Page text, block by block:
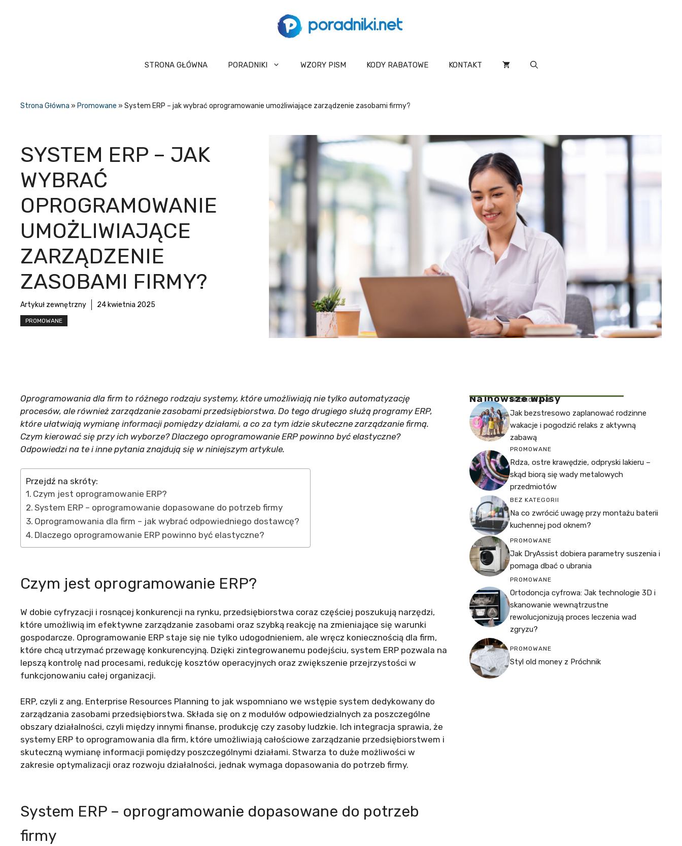
STRONA GŁÓWNA PORADNIKI WZORY PISM KODY RABATOWE KONTAKT
Strona Główna » Promowane » System ERP – jak wybrać oprogramowanie umożliwiające zarządzenie zasobami firmy?
SYSTEM ERP – JAK
WYBRAĆ
OPROGRAMOWANIE
UMOŻLIWIAJĄCE
ZARZĄDZENIE
ZASOBAMI FIRMY?
Artykuł zewnętrzny 24 kwietnia 2025
PROMOWANE
Oprogramowania dla firm to różnego rodzaju systemy, które umożliwiają nie tylko automatyzację
procesów, ale również zarządzanie zasobami przedsiębiorstwa. Do tego drugiego służą programy ERP,
które ułatwiają wymianę informacji pomiędzy działami, a co za tym idzie skuteczne zarządzanie firmą.
Czym kierować się przy ich wyborze? Dlaczego oprogramowanie ERP powinno być elastyczne?
Odpowiedzi na te i inne pytania znajdują się w niniejszym artykule.
Przejdź na skróty:
Czym jest oprogramowanie ERP?
System ERP – oprogramowanie dopasowane do potrzeb firmy
Oprogramowania dla firm – jak wybrać odpowiedniego dostawcę?
Dlaczego oprogramowanie ERP powinno być elastyczne?
Czym jest oprogramowanie ERP?
W dobie cyfryzacji i rosnącej konkurencji na rynku, przedsiębiorstwa coraz częściej poszukują narzędzi,
które umożliwią im efektywne zarządzanie zasobami oraz szybką reakcję na zmieniające się warunki
gospodarcze. Oprogramowanie ERP staje się nie tylko udogodnieniem, ale wręcz koniecznością dla firm,
które chcą utrzymać przewagę konkurencyjną. Dzięki zintegrowanemu podejściu, system ERP pozwala na
lepszą kontrolę nad procesami, redukcję kosztów operacyjnych oraz zwiększenie przejrzystości w
funkcjonowaniu całej organizacji.
ERP, czyli z ang. Enterprise Resources Planning to jak wspomniano we wstępie system dedykowany do
zarządzania zasobami przedsiębiorstwa. Składa się on z modułów odpowiedzialnych za poszczególne
obszary działalności, czyli między innymi finanse, produkcję czy zasoby ludzkie. Ich integracja sprawia, że
systemy ERP to oprogramowania dla firm, które umożliwiają całościowe zarządzanie przedsiębiorstwem i
skuteczną wymianę informacji pomiędzy poszczególnymi działami. Stwarza to duże możliwości w
zakresie optymalizacji oraz rozwoju działalności, jednak wymaga dopasowania do potrzeb firmy.
System ERP – oprogramowanie dopasowane do potrzeb
firmy
Najnowsze Wpisy
PROMOWANE
Jak bezstresowo zaplanować rodzinne
wakacje i pogodzić relaks z aktywną
zabawą
PROMOWANE
Rdza, ostre krawędzie, odpryski lakieru –
skąd biorą się wady metalowych
przedmiotów
BEZ KATEGORII
Na co zwrócić uwagę przy montażu baterii
kuchennej pod oknem?
PROMOWANE
Jak DryAssist dobiera parametry suszenia i
pomaga dbać o ubrania
PROMOWANE
Ortodoncja cyfrowa: Jak technologie 3D i
skanowanie wewnątrzustne
rewolucjonizują proces leczenia wad
zgryzu?
PROMOWANE
Styl old money z Próchnik